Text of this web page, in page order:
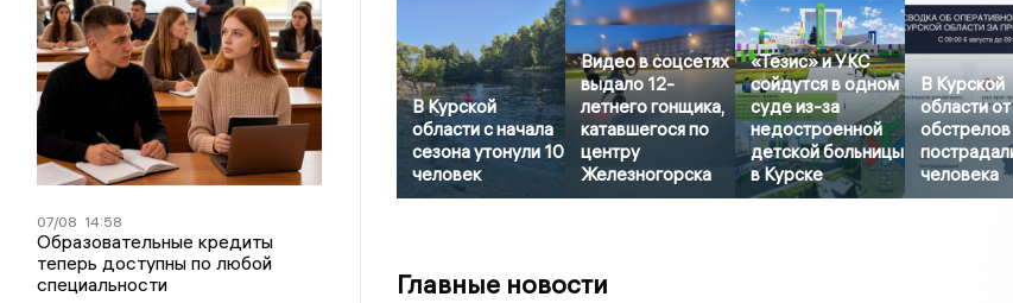
07/08 14:58
Образовательные кредиты
теперь доступны по любой
специальности
В Курской
области с начала
сезона утонули 10
человек
Видео в соцсетях
выдало 12-
летнего гонщика,
катавшегося по
центру
Железногорска
«Тезис» и УКС
сойдутся в одном
суде из-за
недостроенной
детской больницы
в Курске
В Курской
области от
человека
Главные новости